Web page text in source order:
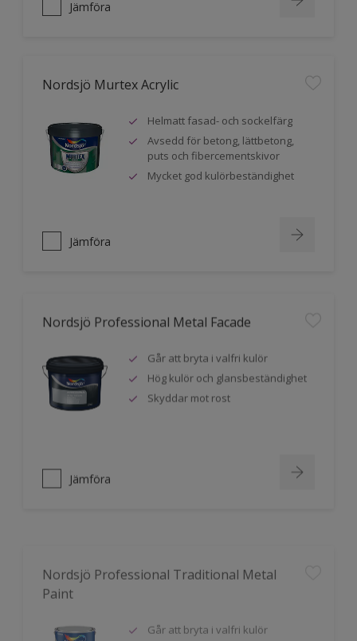
Jämföra
Nordsjö Murtex Acrylic
Helmatt fasad- och sockelfärg
Avsedd för betong, lättbetong,
puts och fibercementskivor
Mycket god kulörbeständighet
Jämföra
Nordsjö Professional Metal Facade
Går att bryta i valfri kulör
Hög kulör och glansbeständighet
Skyddar mot rost
Jämföra
Paint
Blank rostskyddstäckfärg